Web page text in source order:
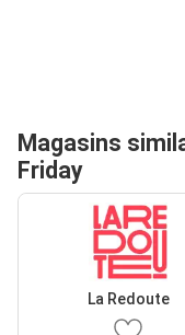
Magasins
Friday
La Redoute